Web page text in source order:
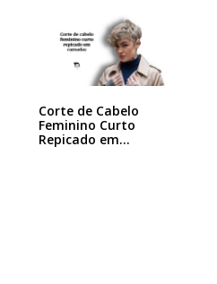
Corte de Cabelo
Feminino Curto
Repicado em